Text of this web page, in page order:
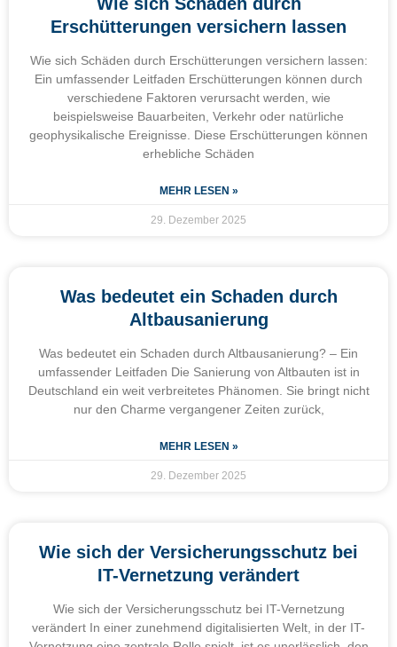
Erschütterungen versichern lassen
Wie sich Schäden durch Erschütterungen versichern lassen:
Ein umfassender Leitfaden Erschütterungen können durch
verschiedene Faktoren verursacht werden, wie
beispielsweise Bauarbeiten, Verkehr oder natürliche
geophysikalische Ereignisse. Diese Erschütterungen können
erhebliche Schäden
MEHR LESEN »
29. Dezember 2025
Was bedeutet ein Schaden durch
Altbausanierung
Was bedeutet ein Schaden durch Altbausanierung? – Ein
umfassender Leitfaden Die Sanierung von Altbauten ist in
Deutschland ein weit verbreitetes Phänomen. Sie bringt nicht
nur den Charme vergangener Zeiten zurück,
MEHR LESEN »
29. Dezember 2025
Wie sich der Versicherungsschutz bei
IT-Vernetzung verändert
Wie sich der Versicherungsschutz bei IT-Vernetzung
verändert In einer zunehmend digitalisierten Welt, in der IT-